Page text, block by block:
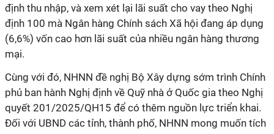
định thu nhập, và xem xét lại lãi suất cho vay theo Nghị
định 100 mà Ngân hàng Chính sách Xã hội đang áp dụng
(6,6%) vốn cao hơn lãi suất của nhiều ngân hàng thương
mại.
Cùng với đó, NHNN đề nghị Bộ Xây dựng sớm trình Chính
phủ ban hành Nghị định về Quỹ nhà ở Quốc gia theo Nghị
quyết 201/2025/QH15 để có thêm nguồn lực triển khai.
Đối với UBND các tỉnh, thành phố, NHNN mong muốn tích